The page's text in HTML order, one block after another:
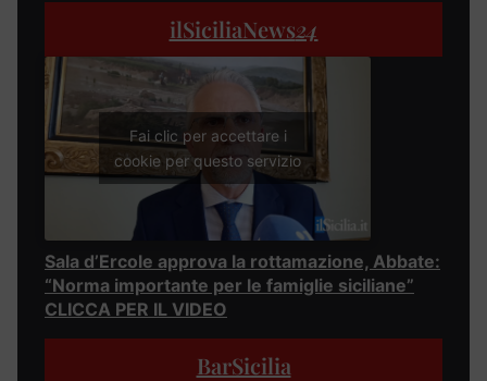
ilSiciliaNews24
Fai clic per accettare i
cookie per questo servizio
Sala d’Ercole approva la rottamazione, Abbate:
“Norma importante per le famiglie siciliane”
CLICCA PER IL VIDEO
BarSicilia